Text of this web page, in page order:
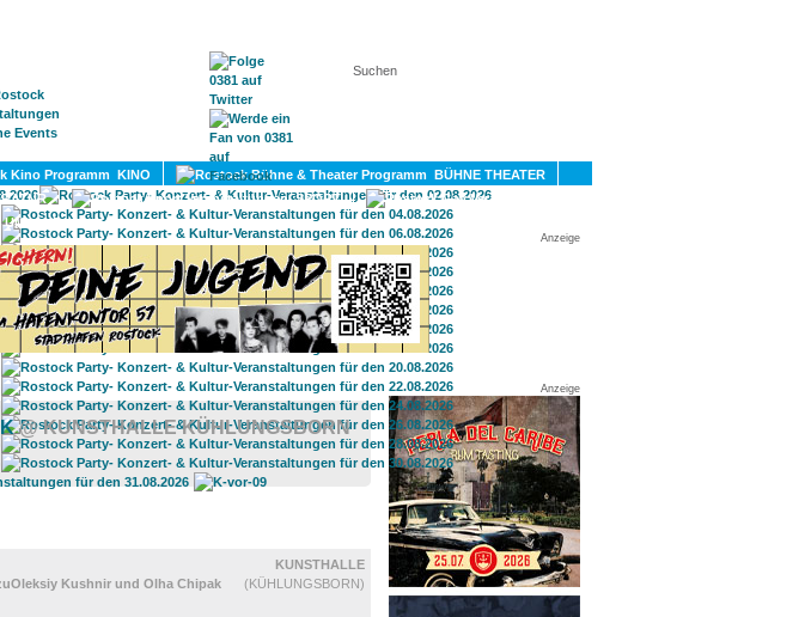
KONTAKT
KINO
BÜHNE THEATER
SPORT
Anzeige
Anzeige
@ KUNSTHALLE KÜHLUNGSBORN
KUNSTHALLE
(KÜHLUNGSBORN)